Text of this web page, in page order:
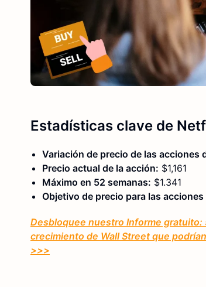
Estadísticas clave de
Variación de precio de las acciones
Precio actual de la acción: $1,161
Máximo en 52 semanas: $1.341
Objetivo de precio para las acciones
Desbloquee nuestro Informe gratuito:
crecimiento de Wall Street que
>>>